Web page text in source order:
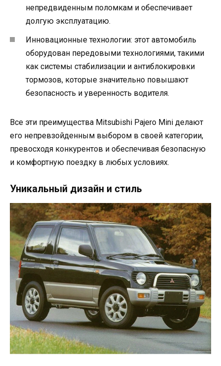
непредвиденным поломкам и обеспечивает
долгую эксплуатацию.
Инновационные технологии: этот автомобиль
оборудован передовыми технологиями, такими
как системы стабилизации и антиблокировки
тормозов, которые значительно повышают
безопасность и уверенность водителя.
Все эти преимущества Mitsubishi Pajero Mini делают
его непревзойденным выбором в своей категории,
превосходя конкурентов и обеспечивая безопасную
и комфортную поездку в любых условиях.
Уникальный дизайн и стиль